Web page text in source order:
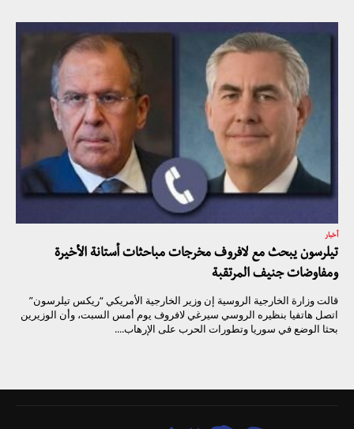
أخبار
تيلرسون يبحث مع لافروف مخرجات مباحثات أستانة الأخيرة
ومفاوضات جنيف المرتقبة
قالت وزارة الخارجية الروسية إن وزير الخارجية الأمريكي “ريكس تيلرسون”
اتصل هاتفيا بنظيره الروسي سيرغي لافروف يوم أمس السبت، وأن الوزيرين
بحثا الوضع في سوريا وتطورات الحرب على الإرهاب....